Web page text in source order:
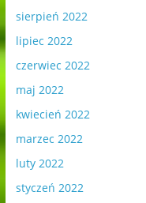
sierpień 2022
lipiec 2022
czerwiec 2022
maj 2022
kwiecień 2022
marzec 2022
luty 2022
styczeń 2022